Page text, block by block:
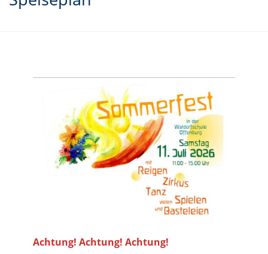
Achtung! Achtung! Achtung!